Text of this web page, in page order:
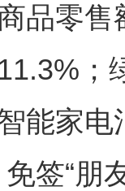
品零
；
能家电
签“朋